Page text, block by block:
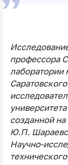
профессора
лаборатории
созданной
Ю.П.
Научно-